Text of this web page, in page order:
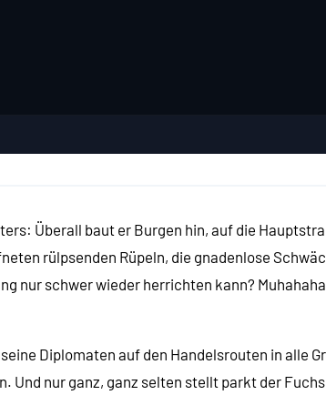
Überall baut er Burgen hin, auf die
rülpsenden Rüpeln, die gnadenlose
nur schwer wieder herrichten kann?
Diplomaten auf den Handelsrouten in alle
nur ganz, ganz selten stellt parkt der